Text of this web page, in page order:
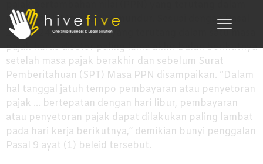
masa pajak Maret 2022 mundur. Sesuai dengan Pasal
2 PMK 242/2014, PPN yang terutang dalam satu masa
pajak harus disetor paling lama akhir bulan berikutnya
setelah masa pajak berakhir dan sebelum Surat
Pemberitahuan (SPT) Masa PPN disampaikan. “Dalam
hal tanggal jatuh tempo pembayaran atau penyetoran
pajak … bertepatan dengan hari libur, pembayaran
atau penyetoran pajak dapat dilakukan paling lambat
pada hari kerja berikutnya,” demikian bunyi penggalan
Pasal 9 ayat (1) beleid tersebut.